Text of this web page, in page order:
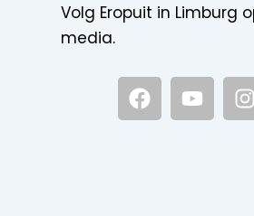
Volg Eropuit in Limburg
media.
F
a
c
Y
o
u
I
n
s